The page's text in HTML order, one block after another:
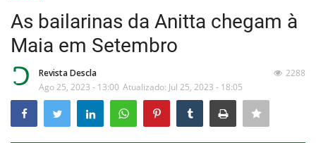
Home
...by Descla
Desporto
As bailarinas da Anitta chegam à
Maia em Setembro
Revista Descla
Ago 25, 2023 - 13:00 Atualizado: Jul 25, 2023 - 18:05
2288